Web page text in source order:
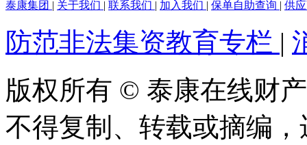
泰康集团 | 关于我们 | 联系我们 | 加入我们 | 保单自助查询 | 供
防范非法集资教育专栏 |
版权所有 © 泰康在线财
不得复制、转载或摘编